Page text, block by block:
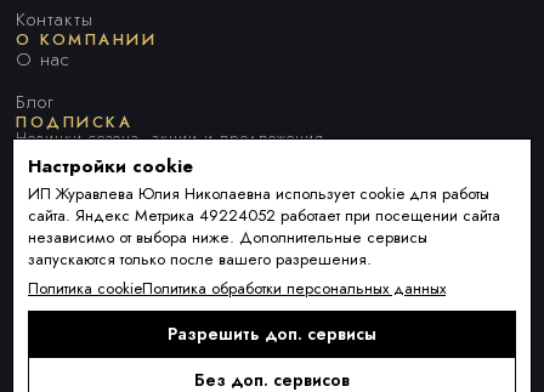
Контакты
О КОМПАНИИ
О нас
Блог
ПОДПИСКА
Новинки сезона, акции и предложения
Я ДАЮ СОГЛАСИЕ НА ОБРАБОТКУ ПЕРСОНАЛЬНЫХ ДАННЫХ И
СОГЛАШАЮСЬ СПОЛИТИКОЙ ОБРАБОТКИ ПЕРСОНАЛЬНЫХ
ДАННЫХ
Подписаться
Настройки cookie
ИП Журавлева Юлия Николаевна использует cookie для работы
сайта. Яндекс Метрика 49224052 работает при посещении сайта
независимо от выбора ниже. Дополнительные сервисы
запускаются только после вашего разрешения.
Политика cookieПолитика обработки персональных данных
Разрешить доп. сервисы
Без доп. сервисов